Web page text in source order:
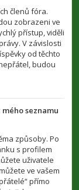
členů fóra.
zobrazeni ve
přístup, viděli
V závislosti
od těchto
budou
seznamu
způsoby. Po
s profilem
uživatele
ve vašem
přímo